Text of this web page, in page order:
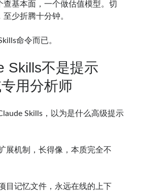
查基本面，一个做估值模型。切
少折腾十分钟。
命令而已。
Skills不是提示
用分析师
Skills，以为是什么高级提示
展机制，长得像，本质完全不
目记忆文件，永远在线的上下